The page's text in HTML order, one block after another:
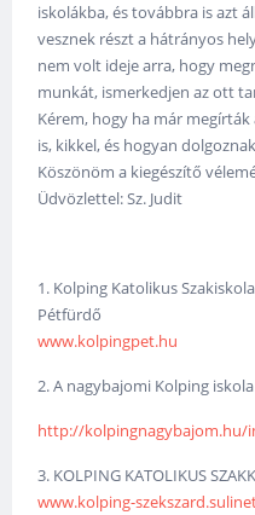
iskolákba, és továbbra is azt
vesznek részt a hátrányos
nem volt ideje arra, hogy
munkát, ismerkedjen az ott
Kérem, hogy ha már
is, kikkel, és hogyan
Köszönöm a kiegészítő
Üdvözlettel: Sz. Judit
1. Kolping Katolikus
Pétfürdő
www.kolpingpet.hu
2. A nagybajomi Kolping iskola
http://kolpingnagybajom.hu/
3. KOLPING KATOLIKUS
www.kolping-